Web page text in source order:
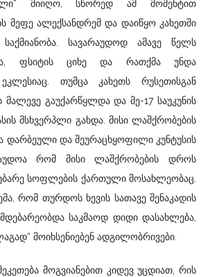
მიიღო, სწორედ ამ მომენტით
მეფე ალექსანდრემ და დაიწყო კახეთში
სავარაუდოდ ამავე წელს
ფსიტის ციხე და რათქმა უნდა
თუმცა კახეთს რუსეთისგან
მალევე გაუქარწყლდა და მე-17 საუკუნის
მსხვერპლი გახდა. მისი ლაშქრობების
დარბეული და შეურაცხყოფილი კუნტუსის
რომ მისი ლაშქრობების დროს
სოფლების ქართული მოსახლეობაც.
რომ თურდოს ხევის სათავე შენაკადის
მდებარეობდა საკმაოდ დიდი დასახლება,
მოიხსენიებენ ადგილობრივები.
მოგვიანებით კიდევ უცდიათ, რის